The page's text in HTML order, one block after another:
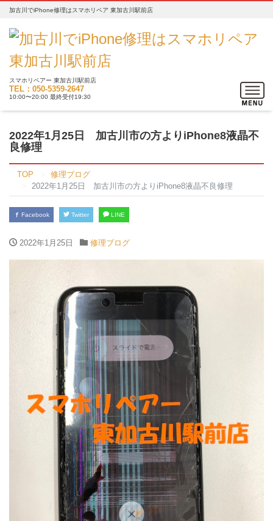
加古川でiPhone修理はスマホリペア 東加古川駅前店
スマホリペアー 東加古川駅前店
TEL：050-5359-2647
10:00〜20:00 最終受付19:30
Toggle
2022年1月25日 加古川市の方よりiPhone8液晶不
良修理
TOP
修理ブログ
2022年1月25日 加古川市の方よりiPhone8液晶不良修理
Facebook Twitter LINE
2022年1月25日 修理ブログ